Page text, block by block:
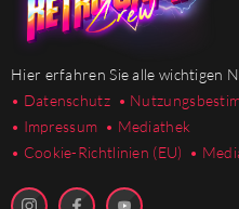
Hier erfahren Sie alle wichtigen
• Datenschutz •
• Impressum • Mediathek
• Cookie-Richtlinien (EU) •